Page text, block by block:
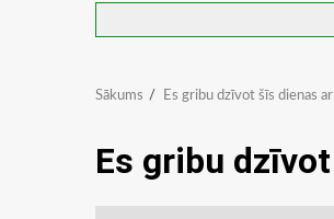
Sākums Es gribu dzīvot šīs dienas ar
Es gribu